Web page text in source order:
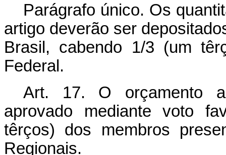
Parágrafo único. Os
artigo deverão ser
Brasil, cabendo 1/3 (um
Federal.
Art. 17. O orçamento
aprovado mediante voto
têrços) dos membros
Regionais.